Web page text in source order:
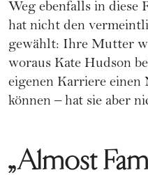
Weg ebenfalls in
hat nicht den
gewählt: Ihre Mutter
woraus Kate Hudson
eigenen Karriere einen
können – hat sie aber
„Almost